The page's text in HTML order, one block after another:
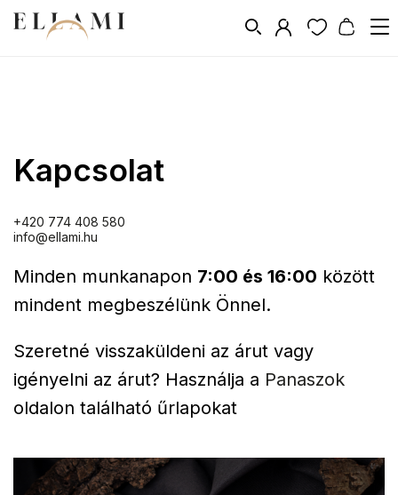
Kapcsolat
+420 774 408 580
info@ellami.hu
Minden munkanapon 7:00 és 16:00 között
mindent megbeszélünk Önnel.
Szeretné visszaküldeni az árut vagy
igényelni az árut? Használja a Panaszok
oldalon található űrlapokat